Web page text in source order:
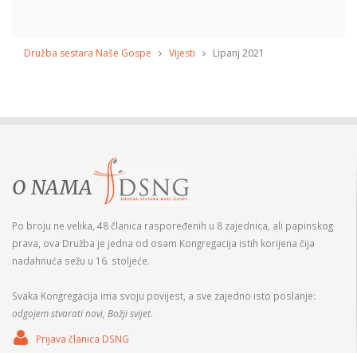
Družba sestara Naše Gospe Vijesti Lipanj 2021
O NAMA
Po broju ne velika, 48 članica raspoređenih u 8 zajednica, ali papinskog
prava, ova Družba je jedna od osam Kongregacija istih korijena čija
nadahnuća sežu u 16. stoljeće.
Svaka Kongregacija ima svoju povijest, a sve zajedno isto poslanje:
odgojem stvarati novi, Božji svijet.
Prijava članica DSNG